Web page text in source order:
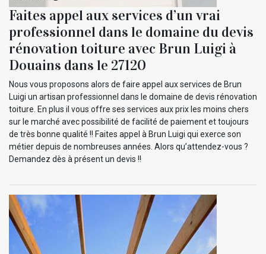
Faites appel aux services d’un vrai
professionnel dans le domaine du devis
rénovation toiture avec Brun Luigi à
Douains dans le 27120
Nous vous proposons alors de faire appel aux services de Brun
Luigi un artisan professionnel dans le domaine de devis rénovation
toiture. En plus il vous offre ses services aux prix les moins chers
sur le marché avec possibilité de facilité de paiement et toujours
de très bonne qualité !! Faites appel à Brun Luigi qui exerce son
métier depuis de nombreuses années. Alors qu’attendez-vous ?
Demandez dès à présent un devis !!